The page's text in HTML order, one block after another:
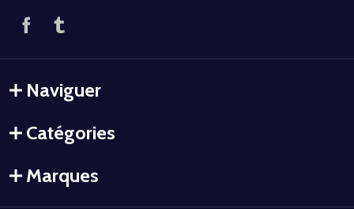
Naviguer
Catégories
Marques